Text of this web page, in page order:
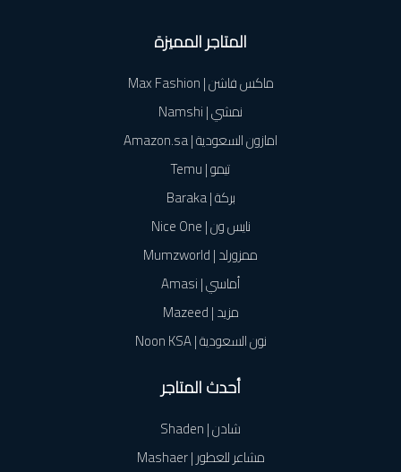
المتاجر المميزة
ماكس فاشن | Max Fashion
نمشي | Namshi
امازون السعودية | Amazon.sa
تيمو | Temu
بركة | Baraka
نايس ون | Nice One
ممزورلد | Mumzworld
أماسي | Amasi
مزيد | Mazeed
نون السعودية | Noon KSA
أحدث المتاجر
شادن | Shaden
مشاعر للعطور | Mashaer